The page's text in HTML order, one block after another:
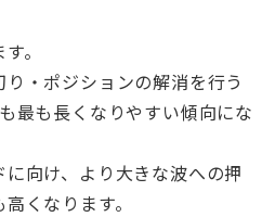
。
・ポジションの解消を行う
最も長くなりやすい傾向にな
向け、より大きな波への押
くなります。